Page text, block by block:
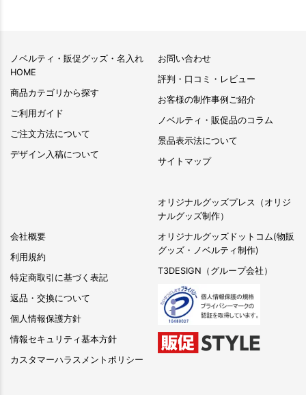
ノベルティ・販促グッズ・名入れ
HOME
商品カテゴリから探す
ご利用ガイド
ご注文方法について
デザイン入稿について
会社概要
利用規約
特定商取引に基づく表記
返品・交換について
個人情報保護方針
情報セキュリティ基本方針
カスタマーハラスメントポリシー
お問い合わせ
評判・口コミ・レビュー
お客様の制作事例ご紹介
ノベルティ・販促品のコラム
景品表示法について
サイトマップ
オリジナルグッズプレス（オリジ
ナルグッズ制作）
オリジナルグッズドットコム(物販
グッズ・ノベルティ制作)
T3DESIGN（グループ会社）